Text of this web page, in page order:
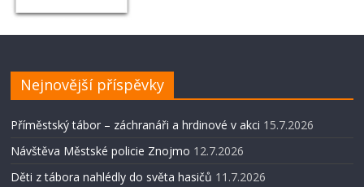
Nejnovější příspěvky
Příměstský tábor – záchranáři a hrdinové v akci 15.7.2026
Návštěva Městské policie Znojmo 12.7.2026
Děti z tábora nahlédly do světa hasičů 11.7.2026